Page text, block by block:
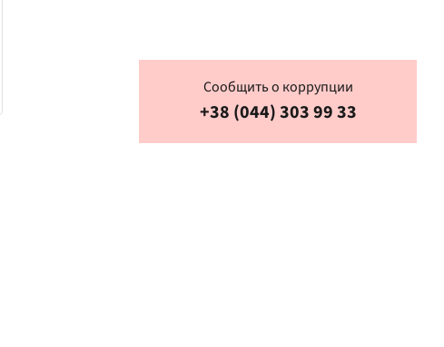
Сообщить о коррупции
+38 (044) 303 99 33